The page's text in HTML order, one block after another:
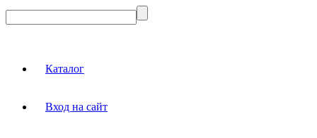
Каталог
Вход на сайт